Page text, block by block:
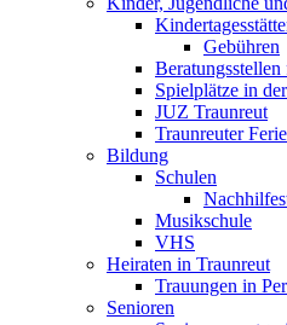
Gebühren
Spielplätze in
JUZ Traunreut
Traunreuter
Bildung
Schulen
Musikschule
VHS
Heiraten in Traunreut
Trauungen in
Senioren